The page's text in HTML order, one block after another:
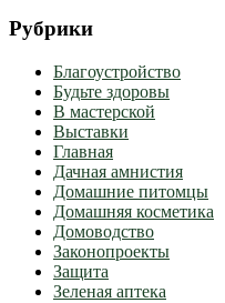
Рубрики
Благоустройство
Будьте здоровы
В мастерской
Выставки
Главная
Дачная амнистия
Домашние питомцы
Домашняя косметика
Домоводство
Законопроекты
Защита
Зеленая аптека